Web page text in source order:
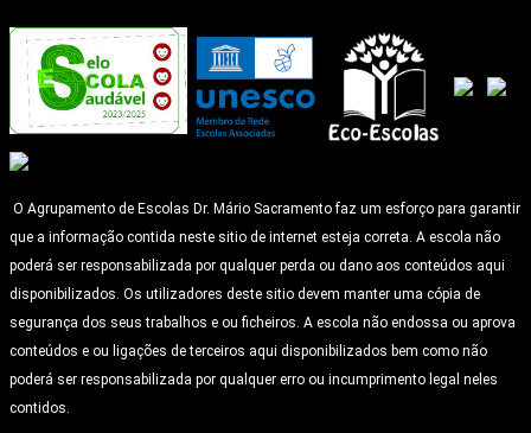
O Agrupamento de Escolas Dr. Mário Sacramento faz um esforço para garantir
que a informação contida neste sitio de internet esteja correta. A escola não
poderá ser responsabilizada por qualquer perda ou dano aos conteúdos aqui
disponibilizados. Os utilizadores deste sitio devem manter uma cópia de
segurança dos seus trabalhos e ou ficheiros. A escola não endossa ou aprova
conteúdos e ou ligações de terceiros aqui disponibilizados bem como não
poderá ser responsabilizada por qualquer erro ou incumprimento legal neles
contidos.